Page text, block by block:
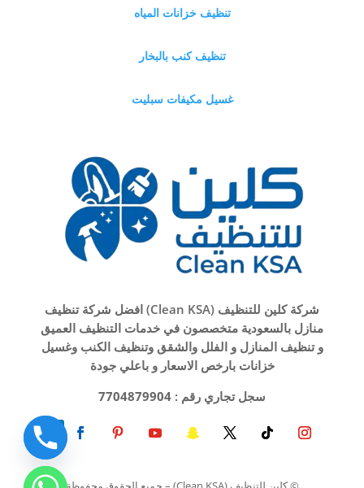
تنظيف خزانات المياه
تنظيف كنب بالبخار
غسيل مكيفات سبليت
شركة كلين للتنظيف (Clean KSA) افضل شركة تنظيف
منازل بالسعودية متخصصون في خدمات التنظيف العميق
و تنظيف المنازل و الفلل والشقق وتنظيف الكنب وغسيل
خزانات بارخص الاسعار و باعلي جودة
سجل تجاري رقم : 7704879904